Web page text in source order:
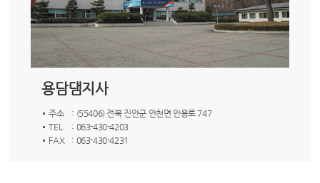
용담댐지사
주소
: (55406) 전북 진안군 안천면 안용로 747
TEL
: 063-430-4203
FAX
: 063-430-4231